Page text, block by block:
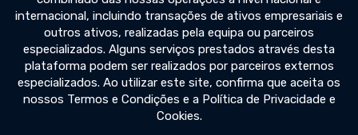
internacional, incluindo transações de ativos empresariais e
outros ativos, realizadas pela equipa ou parceiros
especializados. Alguns serviços prestados através desta
plataforma podem ser realizados por parceiros externos
especializados. Ao utilizar este site, confirma que aceita os
nossos Termos e Condições e a Política de Privacidade e
Cookies.